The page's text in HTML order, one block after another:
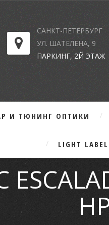
САНКТ-ПЕТЕРБУРГ
УЛ. ШАТЕЛЕНА, 9
ПАРКИНГ, 2Й ЭТАЖ
И ТЮНИНГ ОПТИКИ
LIGHT LABEL